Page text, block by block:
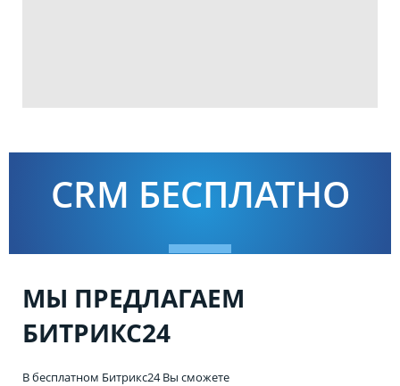
CRM БЕСПЛАТНО
МЫ ПРЕДЛАГАЕМ
БИТРИКС24
В бесплатном Битрикс24 Вы сможете